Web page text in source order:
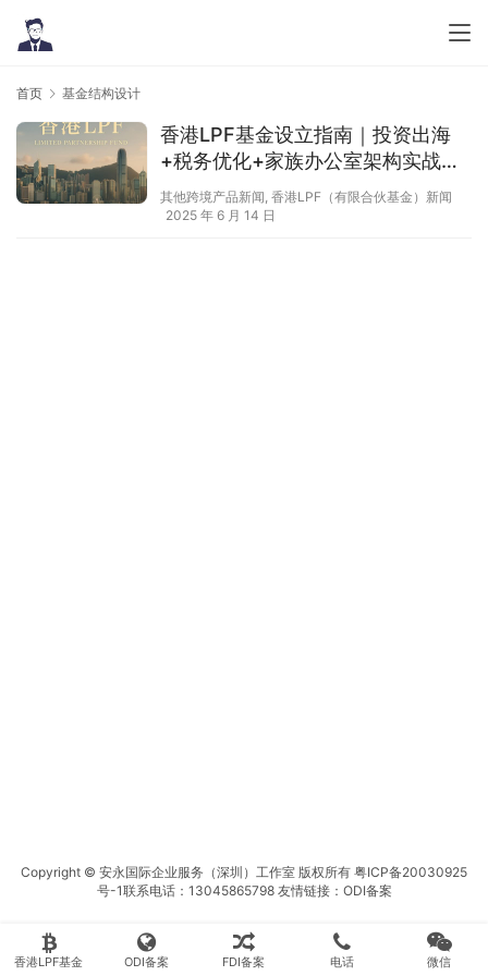
首页 基金结构设计
香港LPF基金设立指南｜投资出海
+税务优化+家族办公室架构实战全
解析
其他跨境产品新闻, 香港LPF（有限合伙基金）新闻
2025 年 6 月 14 日
Copyright © 安永国际企业服务（深圳）工作室 版权所有 粤ICP备20030925
号-1联系电话：13045865798 友情链接： ODI备案
香港LPF基金 ODI备案 FDI备案 电话 微信